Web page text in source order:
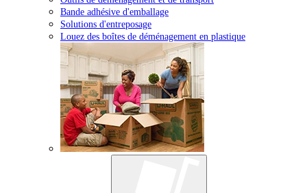
Bande adhésive d'emballage
Solutions d'entreposage
Louez des boîtes de déménagement en plastique